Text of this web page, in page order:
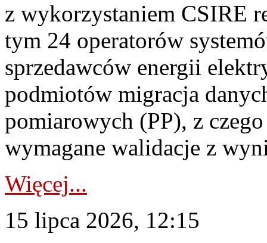
z wykorzystaniem CSIRE
tym 24 operatorów
sprzedawców energii
podmiotów migracja
pomiarowych (PP), z
wymagane walidacje z
Więcej...
15 lipca 2026, 12:15